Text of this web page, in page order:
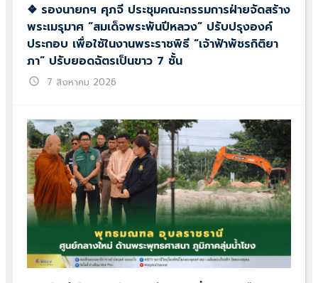
❖ รองนายกฯ ศุภจี ประชุมคณะกรรมการฝ่ายจัดสร้าง
พระเมรุมาศ “สมเด็จพระพันปีหลวง” ปรับปรุงองค์
ประกอบ เพื่อใช้ในงานพระราชพิธี “เจ้าฟ้าพัชรกิติยา
ภา” ปรับยอดฉัตรเป็นขาว 7 ชั้น
schedule 7 สิงหาคม 2026